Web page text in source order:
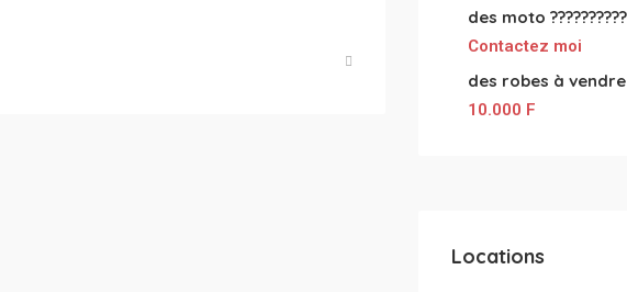
Contactez moi
des robes à vendre
10.000 F
Locations